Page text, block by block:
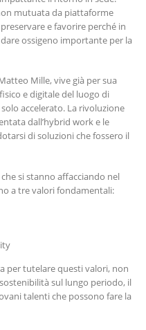
mutuata da piattaforme
e favorire perché in
ossigeno importante per la
Mille, vive già per sua
e digitale del luogo di
accelerato. La rivoluzione
dall’hybrid work e le
di soluzioni che fossero il
si stanno affacciando nel
a tre valori fondamentali:
per tutelare questi valori, non
sul lungo periodo, il
talenti che possono fare la